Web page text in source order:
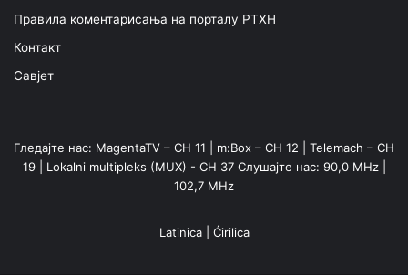
Правила коментарисања на порталу РТХН
Контакт
Савјет
Гледајте нас: MagentaTV – CH 11 | m:Box – CH 12 | Telemach – CH
19 | Lokalni multipleks (MUX) - CH 37 Слушајте нас: 90,0 MHz |
102,7 MHz
Latinica| Ćirilica